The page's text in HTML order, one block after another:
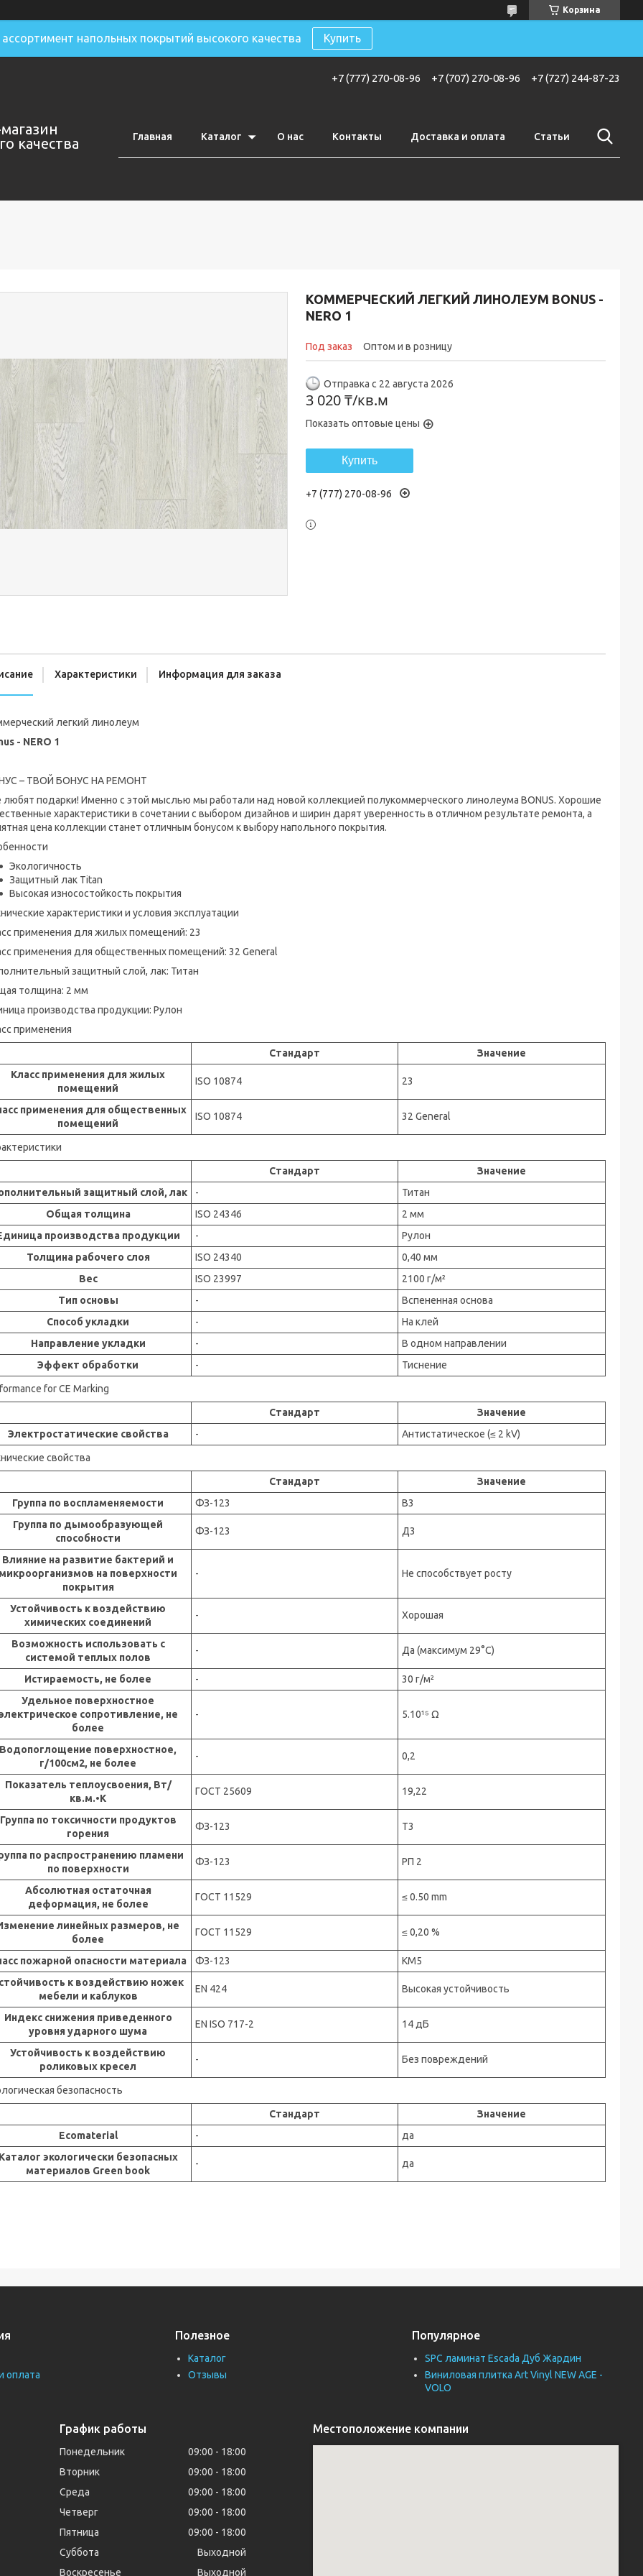
Корзина
напольных покрытий высокого качества Купить
+7 (777) 270-08-96 +7 (707) 270-08-96 +7 (727) 244-87-23
качества
Главная Каталог О нас Контакты Доставка и оплата Статьи
КОММЕРЧЕСКИЙ ЛЕГКИЙ ЛИНОЛЕУМ BONUS -
NERO 1
Под заказ Оптом и в розницу
Отправка с 22 августа 2026
3 020 ₸/кв.м
Показать оптовые цены
Купить
+7 (777) 270-08-96
Характеристики Информация для заказа
легкий линолеум
- NERO 1
– ТВОЙ БОНУС НА РЕМОНТ
любят подарки! Именно с этой мыслью мы работали над новой коллекцией полукоммерческого линолеума BONUS. Хорошие
характеристики в сочетании с выбором дизайнов и ширин дарят уверенность в отличном результате ремонта, а
цена коллекции станет отличным бонусом к выбору напольного покрытия.
Экологичность
Защитный лак Titan
Высокая износостойкость покрытия
характеристики и условия эксплуатации
применения для жилых помещений: 23
применения для общественных помещений: 32 General
защитный слой, лак: Титан
толщина: 2 мм
производства продукции: Рулон
применения
Стандарт
Значение
Класс применения для жилых
помещений
ISO 10874 23
применения для общественных
помещений
ISO 10874 32 General
Стандарт
Значение
защитный слой, лак
-
Титан
Общая толщина
ISO 24346
2 мм
производства продукции
-
Рулон
Толщина рабочего слоя
ISO 24340
0,40 мм
Вес
ISO 23997
2100 г/м²
Тип основы
-
Вспененная основа
Способ укладки
-
На клей
Направление укладки
-
В одном направлении
Эффект обработки
- Тиснение
for CE Marking
Стандарт
Значение
Электростатические свойства
- Антистатическое (≤ 2 kV)
свойства
Стандарт
Значение
Группа по воспламеняемости
ФЗ-123
В3
Группа по дымообразующей
способности
ФЗ-123 Д3
Влияние на развитие бактерий и
на поверхности
покрытия
- Не способствует росту
Устойчивость к воздействию
химических соединений
- Хорошая
Возможность использовать с
системой теплых полов
- Да (максимум 29°C)
Истираемость, не более -
30 г/м²
Удельное поверхностное
cопротивление, не
более
- 5.10¹⁵ Ω
Водопоглощение поверхностное,
г/100см2, не более
- 0,2
Показатель теплоусвоения, Вт/
кв.м.•К
ГОСТ 25609 19,22
Группа по токсичности продуктов
горения
ФЗ-123 Т3
по распространению пламени
по поверхности
ФЗ-123 РП 2
Абсолютная остаточная
деформация, не более
ГОСТ 11529 ≤ 0.50 mm
линейных размеров, не
более
ГОСТ 11529 ≤ 0,20 %
пожарной опасности материала ФЗ-123
КМ5
к воздействию ножек
мебели и каблуков
EN 424 Высокая устойчивость
Индекс снижения приведенного
уровня ударного шума
EN ISO 717-2 14 дБ
Устойчивость к воздействию
роликовых кресел
- Без повреждений
безопасность
Стандарт
Значение
Ecomaterial
-
да
экологически безопасных
материалов Green book
- да
оплата
Полезное
Каталог
Отзывы
Популярное
SPC ламинат Escada Дуб Жардин
Виниловая плитка Art Vinyl NEW AGE -
VOLO
График работы
Понедельник 09:00
18:00
Вторник
09:00
18:00
Среда
09:00
18:00
Четверг
09:00
18:00
Пятница
09:00
18:00
Суббота
Выходной
Воскресенье
Выходной
Местоположение компании